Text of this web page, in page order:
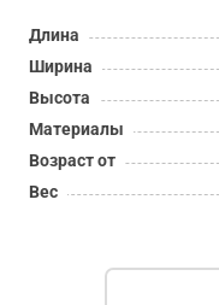
Длина
Ширина
Высота
Материалы
Возраст от
Вес